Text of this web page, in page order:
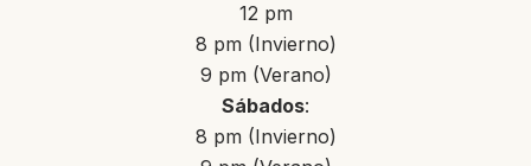
12 pm
8 pm (Invierno)
9 pm (Verano)
Sábados:
8 pm (Invierno)